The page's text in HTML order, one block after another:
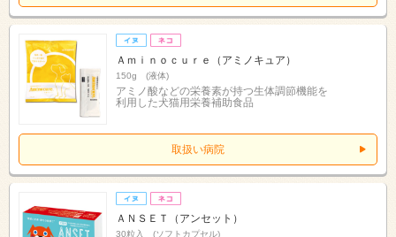
Ａｍｉｎｏｃｕｒｅ（アミノキュア）
150g (液体)
アミノ酸などの栄養素が持つ生体調節機能を
利用した犬猫用栄養補助食品
取扱い病院
ＡＮＳＥＴ（アンセット）
30粒入 (ソフトカプセル)